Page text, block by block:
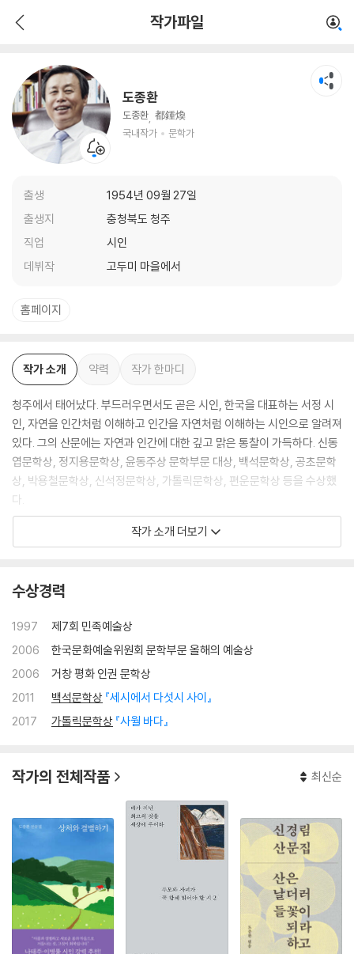
작가파일
도종환
도종환 都鍾煥
국내작가
문학가
출생
1954년 09월 27일
출생지
충청북도 청주
직업
시인
데뷔작
고두미 마을에서
홈페이지
작가 소개 약력 작가 한마디
청주에서 태어났다. 부드러우면서도 곧은 시인, 한국을 대표하는 서정 시
인, 자연을 인간처럼 이해하고 인간을 자연처럼 이해하는 시인으로 알려져
있다. 그의 산문에는 자연과 인간에 대한 깊고 맑은 통찰이 가득하다. 신동
엽문학상, 정지용문학상, 윤동주상 문학부문 대상, 백석문학상, 공초문학
상, 박용철문학상, 신석정문학상, 가톨릭문학상, 편운문학상 등을 수상했
다.
시집으로 『접시꽃 당신』 『흔들리며 피는 꽃』 『해인으로 가는 길』 『세시에
없이 어찌 내게 향기 있으랴』 등이 있다.
작가 소개 더보기
수상경력
1997
제7회 민족예술상
2006
한국문화예술위원회 문학부문 올해의 예술상
2006
거창 평화 인권 문학상
2011
백석문학상 『세시에서 다섯시 사이』
2017
가톨릭문학상 『사월 바다』
작가의 전체작품 최신순